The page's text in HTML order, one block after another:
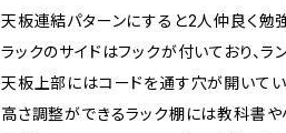
天板連結パターンにすると2人仲良く勉
ラックのサイドはフックが付いており、
天板上部にはコードを通す穴が開いてい
高さ調整ができるラック棚には教科書や